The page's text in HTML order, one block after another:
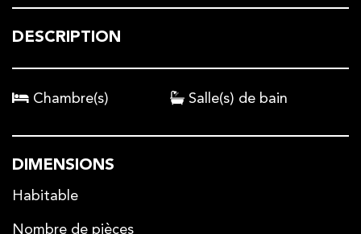
DESCRIPTION
Chambre(s) Salle(s) de bain
DIMENSIONS
Habitable
Nombre de pièces